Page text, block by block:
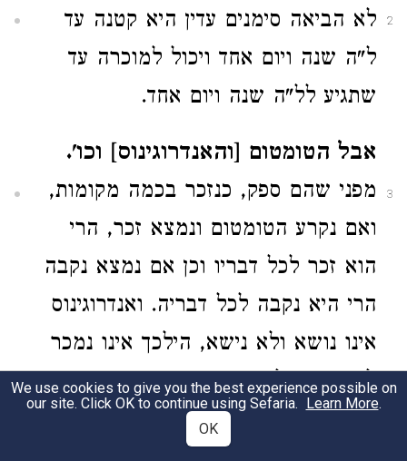
2
לא הביאה סימנים עדין היא קטנה עד
ל"ה שנה ויום אחד ויכול למוכרה עד
שתגיע לל"ה שנה ויום אחד.
3
אבל הטומטום [והאנדרוגינוס] וכו'.
מפני שהם ספק, כנזכר בכמה מקומות,
ואם נקרע הטומטום ונמצא זכר, הרי
הוא זכר לכל דבריו וכן אם נמצא נקבה
הרי היא נקבה לכל דבריה. ואנדרוגינוס
אינו נושא ולא נישא, הילכך אינו נמכר
לא בעבד ולא באמה, כי שמא זכר הוא
ואין אדם מוכר את בנו, ושמא נקבה היא
We use cookies to give you the best experience possible on
our site. Click OK to continue using Sefaria. Learn More.
OK